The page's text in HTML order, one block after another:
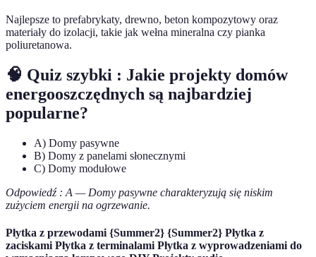
Najlepsze to prefabrykaty, drewno, beton kompozytowy oraz
materiały do izolacji, takie jak wełna mineralna czy pianka
poliuretanowa.
🧠 Quiz szybki : Jakie projekty domów
energooszczędnych są najbardziej
popularne?
A) Domy pasywne
B) Domy z panelami słonecznymi
C) Domy modułowe
Odpowiedź : A — Domy pasywne charakteryzują się niskim
zużyciem energii na ogrzewanie.
Płytka z przewodami {Summer2} {Summer2} Płytka z
zaciskami Płytka z terminalami Płytka z wyprowadzeniami do